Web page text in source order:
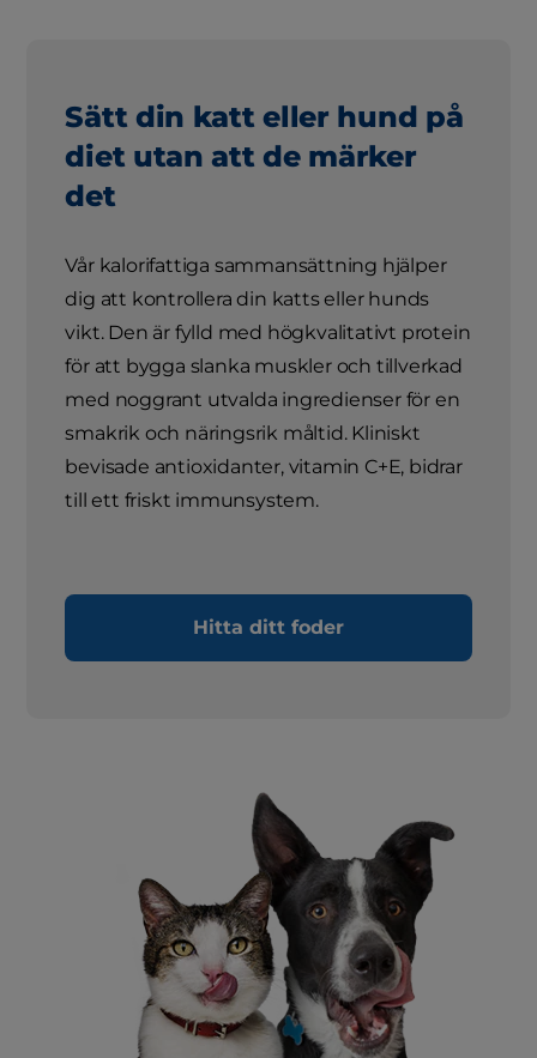
Sätt din katt eller hund på
diet utan att de märker
det
Vår kalorifattiga sammansättning hjälper
dig att kontrollera din katts eller hunds
vikt. Den är fylld med högkvalitativt protein
för att bygga slanka muskler och tillverkad
med noggrant utvalda ingredienser för en
smakrik och näringsrik måltid. Kliniskt
bevisade antioxidanter, vitamin C+E, bidrar
till ett friskt immunsystem.
Hitta ditt foder